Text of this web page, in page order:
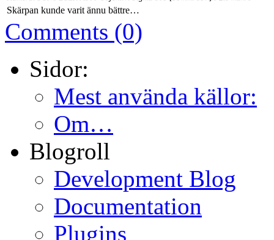
Skärpan kunde varit ännu bättre…
Comments (0)
Sidor:
Mest använda källor:
Om…
Blogroll
Development Blog
Documentation
Plugins